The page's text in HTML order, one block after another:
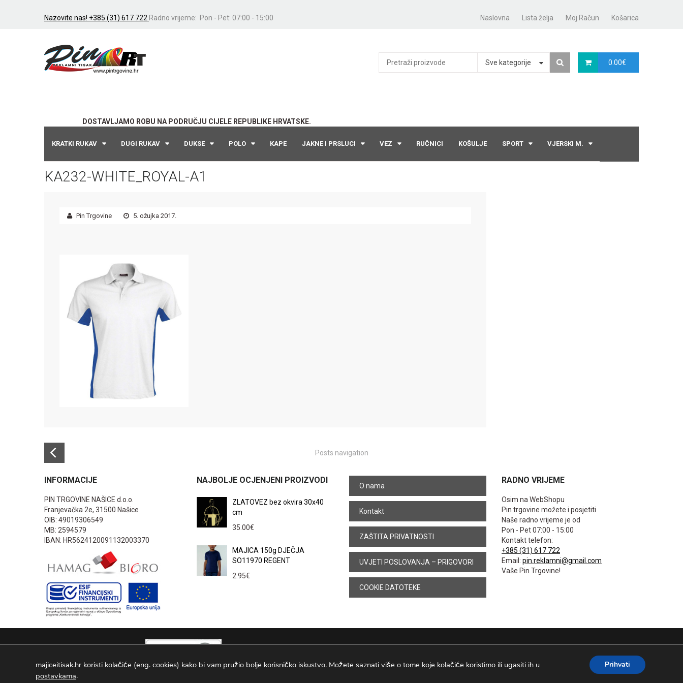
Nazovite nas! +385 (31) 617 722 Radno vrijeme: Pon - Pet: 07:00 - 15:00 Naslovna Lista želja Moj Račun Košarica
DOSTAVLJAMO ROBU NA PODRUČJU CIJELE REPUBLIKE HRVATSKE.
0.00€
Sve kategorije
KRATKI RUKAV DUGI RUKAV DUKSE POLO KAPE JAKNE I PRSLUCI VEZ RUČNICI KOŠULJE SPORT VJERSKI M.
KA232-WHITE_ROYAL-A1
Pin Trgovine 5. ožujka 2017.
Posts navigation
INFORMACIJE
PIN TRGOVINE NAŠICE d.o.o.
Franjevačka 2e, 31500 Našice
OIB: 49019306549
MB: 2594579
IBAN: HR5624120091132003370
NAJBOLJE OCJENJENI PROIZVODI
ZLATOVEZ bez okvira 30x40
cm
35.00€
MAJICA 150g DJEČJA
SO11970 REGENT
2.95€
O nama
Kontakt
ZAŠTITA PRIVATNOSTI
UVJETI POSLOVANJA – PRIGOVORI
COOKIE DATOTEKE
RADNO VRIJEME
Osim na WebShopu
Pin trgovine možete i posjetiti
Naše radno vrijeme je od
Pon - Pet 07:00 - 15:00
Kontakt telefon:
+385 (31) 617 722
Email: pin.reklamni@gmail.com
Vaše Pin Trgovine!
PIN TRGOVINE
majiceitisak.hr koristi kolačiće (eng. cookies) kako bi vam pružio bolje korisničko iskustvo. Možete saznati više o tome koje kolačiće koristimo ili ugasiti ih u
postavkama.
Prihvati